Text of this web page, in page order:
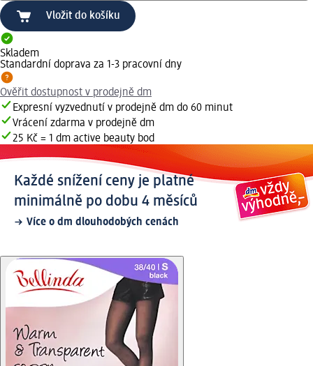
Vložit do košíku
Skladem
Standardní doprava za 1-3 pracovní dny
Ověřit dostupnost v prodejně dm
Expresní vyzvednutí v prodejně dm do 60 minut
Vrácení zdarma v prodejně dm
25 Kč = 1 dm active beauty bod
Každé snížení ceny je platné
minimálně po dobu 4 měsíců
Více o dm dlouhodobých cenách